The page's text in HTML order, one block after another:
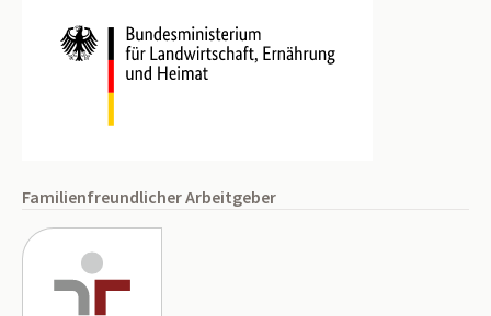
Familienfreundlicher Arbeitgeber